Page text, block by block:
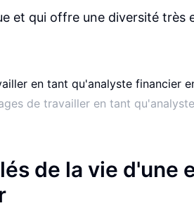
et qui offre une diversité très
de travailler en tant
de la vie d'une